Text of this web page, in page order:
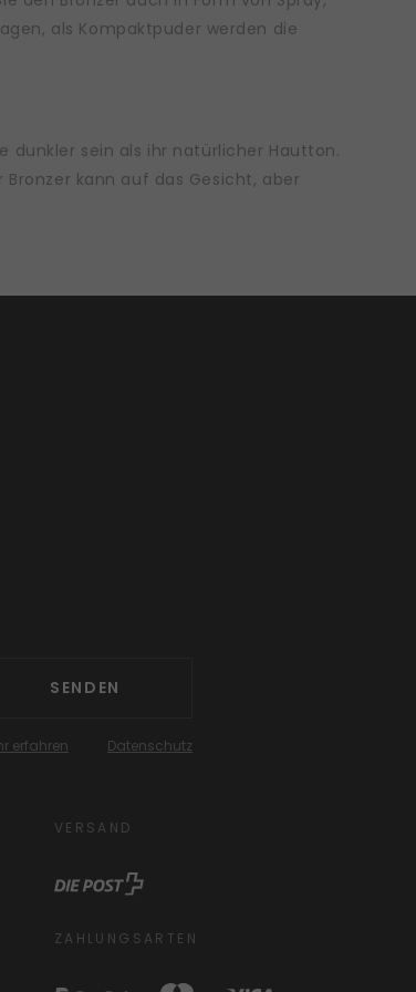
als Kompaktpuder werden die
dunkler sein als ihr natürlicher Hautton.
kann auf das Gesicht, aber
SENDEN
erfahren Datenschutz
VERSAND
ZAHLUNGSARTEN